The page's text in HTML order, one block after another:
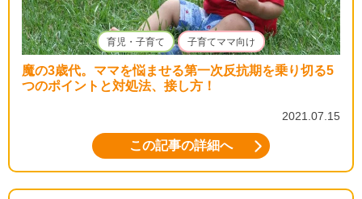
育児・子育て 子育てママ向け
魔の3歳代。ママを悩ませる第一次反抗期を乗り切る5
つのポイントと対処法、接し方！
2021.07.15
この記事の詳細へ